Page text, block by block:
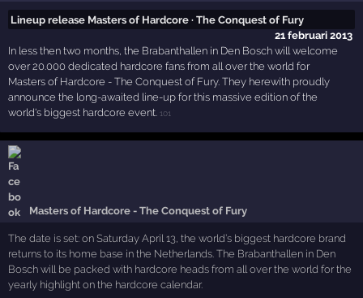
Lineup release Masters of Hardcore · The Conquest of Fury
21 februari 2013
In less then two months, the Brabanthallen in Den Bosch will welcome
over 20.000 dedicated hardcore fans from all over the world for
Masters of Hardcore - The Conquest of Fury. They herewith proudly
announce the long-awaited line-up for this massive edition of the
world's biggest hardcore event. 101
Masters of Hardcore - The Conquest of Fury
The date is set: on Saturday April 13, the world’s biggest hardcore brand
returns to its home base in the Netherlands. The Brabanthallen in Den
Bosch will be packed with hardcore heads from all over the world for the
yearly highlight on the hardcore calendar.